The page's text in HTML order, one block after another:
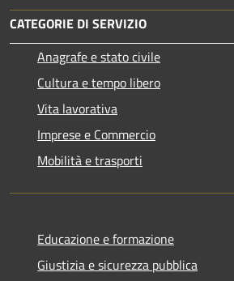
CATEGORIE DI SERVIZIO
Anagrafe e stato civile
Cultura e tempo libero
Vita lavorativa
Imprese e Commercio
Mobilità e trasporti
Educazione e formazione
Giustizia e sicurezza pubblica